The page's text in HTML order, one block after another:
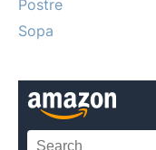
Postre
Sopa